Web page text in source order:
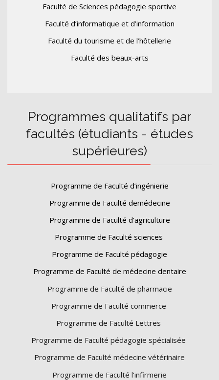
Faculté de Sciences pédagogie sportive
Faculté d’informatique et d’information
Faculté du tourisme et de l’hôtellerie
Faculté des beaux-arts
Programmes qualitatifs par
facultés (étudiants - études
supérieures)
Programme de Faculté d’ingénierie
Programme de Faculté demédecine
Programme de Faculté d’agriculture
Programme de Faculté sciences
Programme de Faculté pédagogie
Programme de Faculté de médecine dentaire
Programme de Faculté de pharmacie
Programme de Faculté commerce
Programme de Faculté Lettres
Programme de Faculté pédagogie spécialisée
Programme de Faculté médecine vétérinaire
Programme de Faculté l’infirmerie